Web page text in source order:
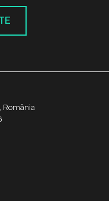
România